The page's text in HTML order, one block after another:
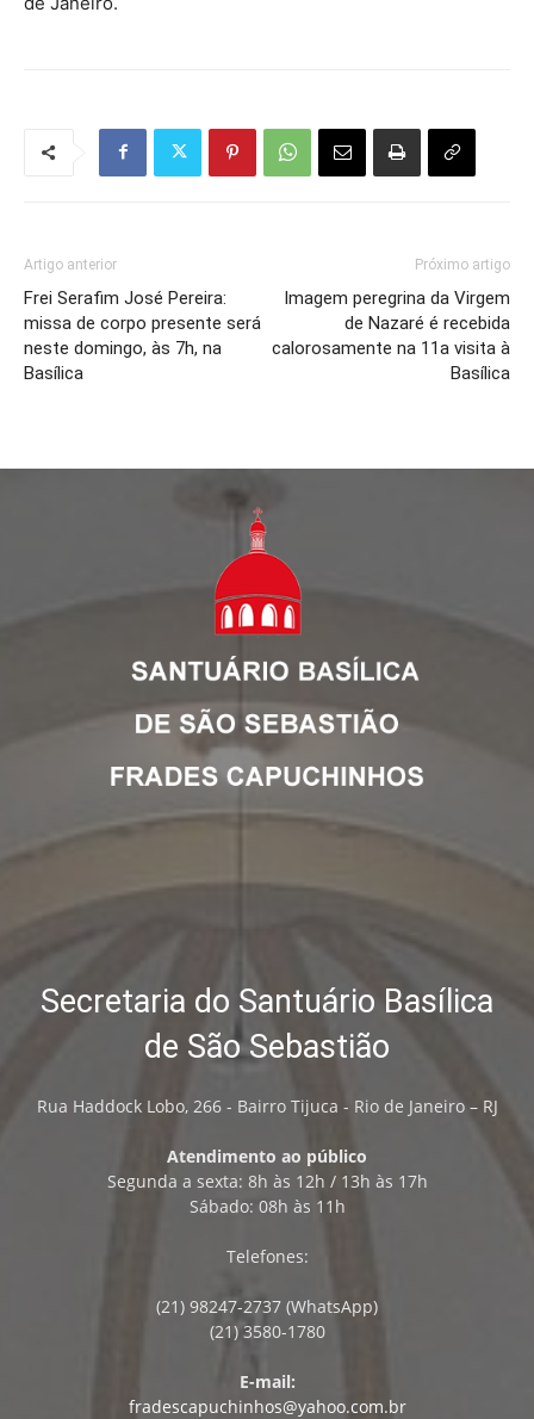
Artigo anterior
Frei Serafim José Pereira:
missa de corpo presente será
neste domingo, às 7h, na
Basílica
Próximo artigo
Imagem peregrina da Virgem
de Nazaré é recebida
calorosamente na 11a visita à
Basílica
Secretaria do Santuário Basílica
de São Sebastião
Rua Haddock Lobo, 266 - Bairro Tijuca - Rio de Janeiro – RJ
Atendimento ao público
Segunda a sexta: 8h às 12h / 13h às 17h
Sábado: 08h às 11h
Telefones:
(21) 98247-2737 (WhatsApp)
(21) 3580-1780
E-mail:
fradescapuchinhos@yahoo.com.br